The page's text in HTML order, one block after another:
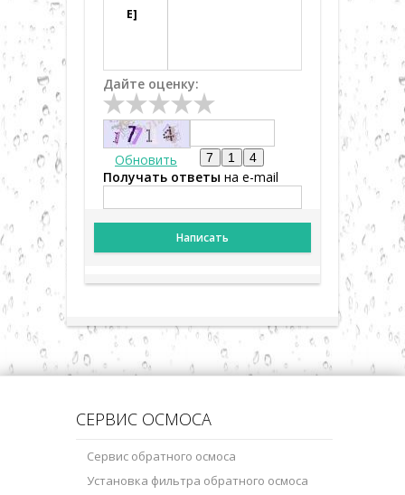
E]
Дайте оценку:
Обновить
Получать ответы на e-mail
Написать
СЕРВИС ОСМОСА
Сервис обратного осмоса
Установка фильтра обратного осмоса